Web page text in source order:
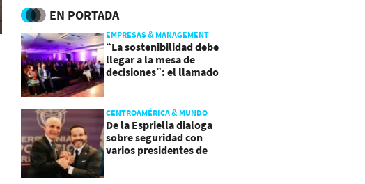
EN PORTADA
EMPRESAS & MANAGEMENT
“La sostenibilidad debe
llegar a la mesa de
decisiones”: el llamado
CENTROAMÉRICA & MUNDO
De la Espriella dialoga
sobre seguridad con
varios presidentes de